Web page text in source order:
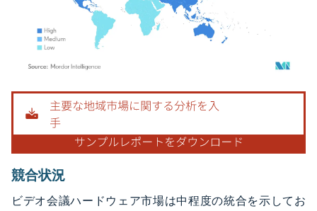
画像 © Mordor Intelligence。再利用にはCC BY 4.0の表示が必要です。
競合状況
ビデオ会議ハードウェア市場は中程度の統合を示してお